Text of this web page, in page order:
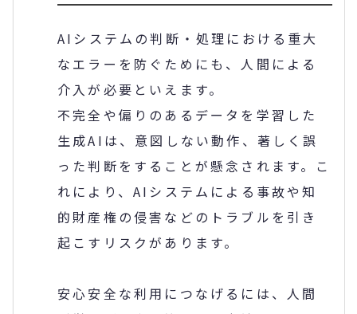
AI システムの判断・処理における重大
なエラーを防ぐためにも、人間による
介入が必要といえます。
不完全や偏りのあるデータを学習した
生成AI は、意図しない動作、著しく誤
った判断をすることが懸念されます。こ
れにより、 AI システムによる事故や知
的財産権の侵害などのトラブルを引き
起こすリスクがあります。
安心安全な利用につなげるには、人間